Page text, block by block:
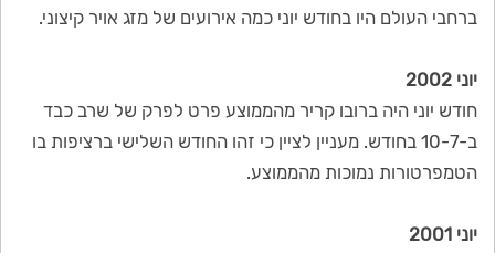
ברחבי העולם היו בחודש יוני כמה אירועים של מזג אויר קיצוני.
יוני 2002
חודש יוני היה ברובו קריר מהממוצע פרט לפרק של שרב כבד
ב-10-7 בחודש. מעניין לציין כי זהו החודש השלישי ברציפות בו
הטמפרטורות נמוכות מהממוצע.
יוני 2001